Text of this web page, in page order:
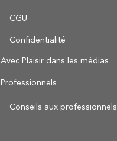
CGU
Confidentialité
Avec Plaisir dans les médias
Professionnels
Conseils aux professionnels